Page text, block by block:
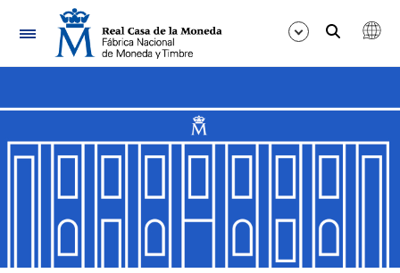
Navegación
Mostrar/Ocultar
Mostrar/Ocultar
Mostrar/Ocultar